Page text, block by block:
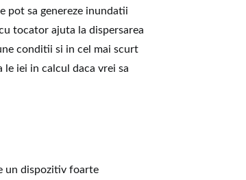
pot sa genereze inundatii
tocator ajuta la dispersarea
conditii si in cel mai scurt
iei in calcul daca vrei sa
un dispozitiv foarte